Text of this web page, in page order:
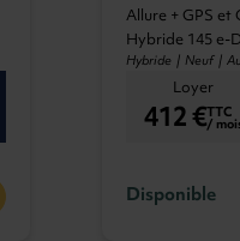
Allure + GPS et
Hybride 145 e-
Hybride | Neuf |
Loyer
412 €TTC
/
Disponible